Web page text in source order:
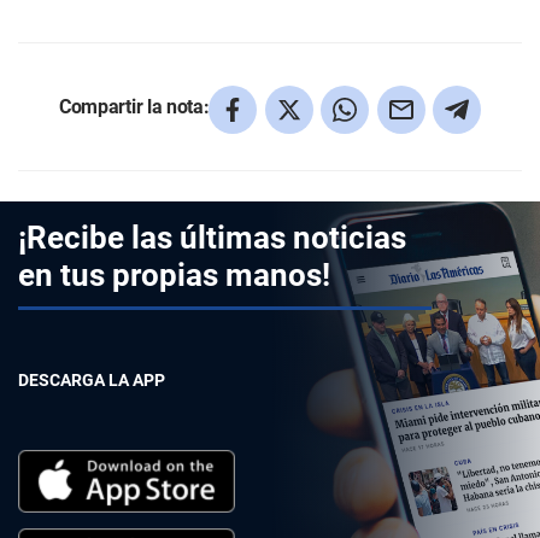
Compartir la nota:
¡Recibe las últimas noticias
en tus propias manos!
DESCARGA LA APP